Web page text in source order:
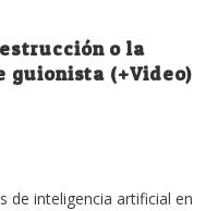
o la
guionista (+Video)
de inteligencia artificial en